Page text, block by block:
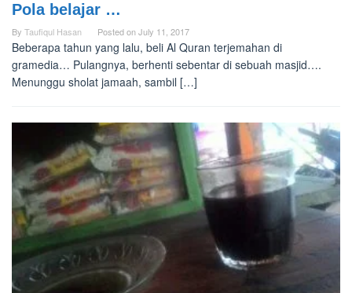
Pola belajar …
By Taufiqul Hasan Posted onJuly 11, 2017
Beberapa tahun yang lalu, beli Al Quran terjemahan di
gramedia… Pulangnya, berhenti sebentar di sebuah masjid….
Menunggu sholat jamaah, sambil […]